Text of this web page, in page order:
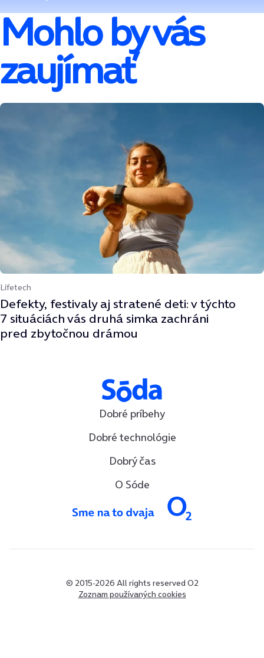
Mohlo by vás
zaujímať
Lifetech
Defekty, festivaly aj stratené deti: v týchto
7 situáciách vás druhá simka zachráni
pred zbytočnou drámou
Dobré príbehy
Dobré technológie
Dobrý čas
O Sóde
© 2015-2026 All rights reserved O2
Zoznam používaných cookies